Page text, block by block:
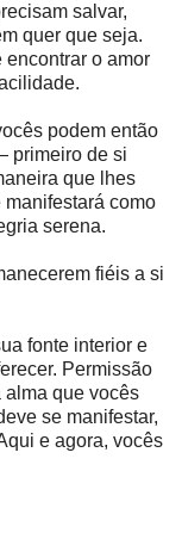
salvar,
quer que seja.
encontrar o amor
podem então
primeiro de si
que lhes
como
serena.
fiéis a si
fonte interior e
Permissão
alma que vocês
se manifestar,
e agora, vocês